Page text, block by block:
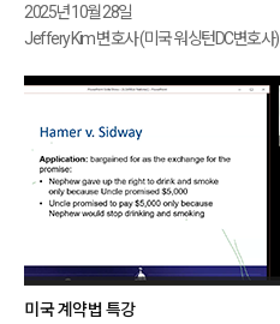
2025년 10월 28일
Jeffery Kim 변호사 (미국 워싱턴DC변호사)
미국 계약법 특강